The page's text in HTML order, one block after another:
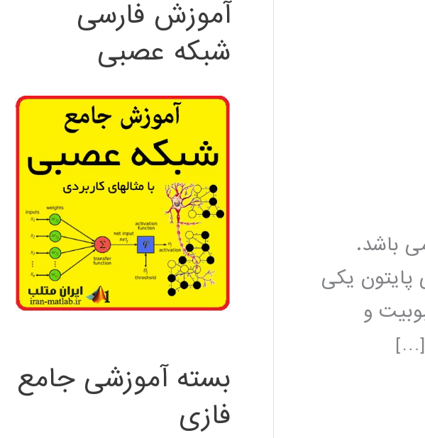
باشد.
یکی
و
[…]
آموزش فارسی
شبکه عصبی
بسته آموزشی جامع
فازی